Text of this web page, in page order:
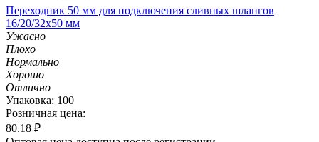
Переходник 50 мм для подключения сливных шлангов
16/20/32х50 мм
Ужасно
Плохо
Нормально
Хорошо
Отлично
Упаковка: 100
Розничная цена:
80.18 ₽